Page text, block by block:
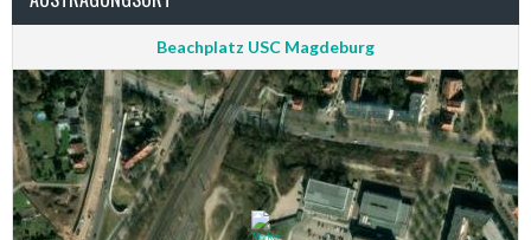
Beachplatz USC Magdeburg